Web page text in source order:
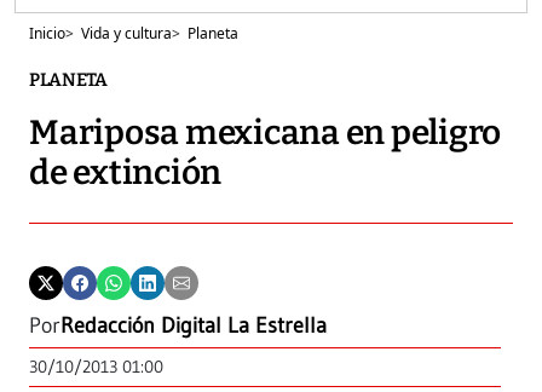
Inicio> Vida y cultura> Planeta
PLANETA
Mariposa mexicana en peligro
de extinción
PorRedacción Digital La Estrella
30/10/2013 01:00